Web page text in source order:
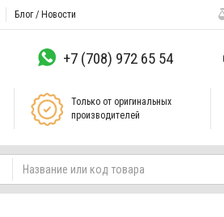
Блог / Новости
+7 (708) 972 65 54
Только от оригинальных
производителей